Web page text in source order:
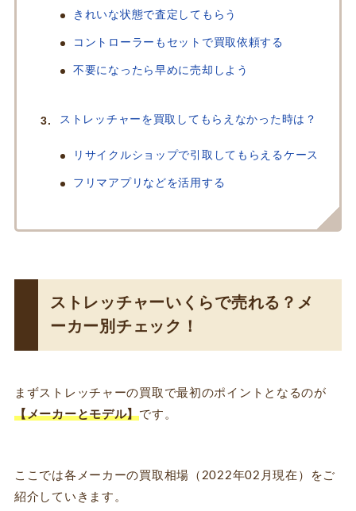
きれいな状態で査定してもらう
コントローラーもセットで買取依頼する
不要になったら早めに売却しよう
ストレッチャーを買取してもらえなかった時は？
リサイクルショップで引取してもらえるケース
フリマアプリなどを活用する
ストレッチャーいくらで売れる？メ
ーカー別チェック！
まずストレッチャーの買取で最初のポイントとなるのが
【メーカーとモデル】です。
ここでは各メーカーの買取相場（2022年02月現在）をご
紹介していきます。